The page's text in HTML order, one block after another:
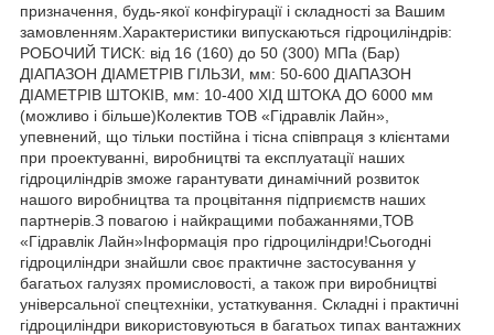
призначення, будь-якої конфігурації і складності за Вашим
замовленням.Характеристики випускаються гідроциліндрів:
РОБОЧИЙ ТИСК: від 16 (160) до 50 (300) МПа (Бар)
ДІАПАЗОН ДІАМЕТРІВ ГІЛЬЗИ, мм: 50-600 ДІАПАЗОН
ДІАМЕТРІВ ШТОКІВ, мм: 10-400 ХІД ШТОКА ДО 6000 мм
(можливо і більше)Колектив ТОВ «Гідравлік Лайн»,
упевнений, що тільки постійна і тісна співпраця з клієнтами
при проектуванні, виробництві та експлуатації наших
гідроциліндрів зможе гарантувати динамічний розвиток
нашого виробництва та процвітання підприємств наших
партнерів.З повагою і найкращими побажаннями,ТОВ
«Гідравлік Лайн»Інформація про гідроциліндри!Сьогодні
гідроциліндри знайшли своє практичне застосування у
багатьох галузях промисловості, а також при виробництві
універсальної спецтехніки, устаткування. Складні і практичні
гідроциліндри використовуються в багатьох типах вантажних